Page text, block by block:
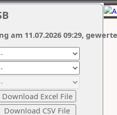
am 11.07.2026 09:29,